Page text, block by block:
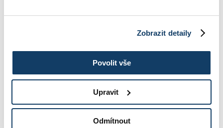
Zobrazit detaily
Povolit vše
Upravit
Odmítnout